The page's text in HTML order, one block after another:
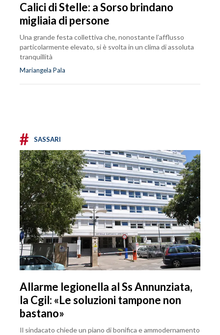
Calici di Stelle: a Sorso brindano
migliaia di persone
Una grande festa collettiva che, nonostante l’afflusso
particolarmente elevato, si è svolta in un clima di assoluta
tranquillità
Mariangela Pala
# SASSARI
Allarme legionella al Ss Annunziata,
la Cgil: «Le soluzioni tampone non
bastano»
Il sindacato chiede un piano di bonifica e ammodernamento